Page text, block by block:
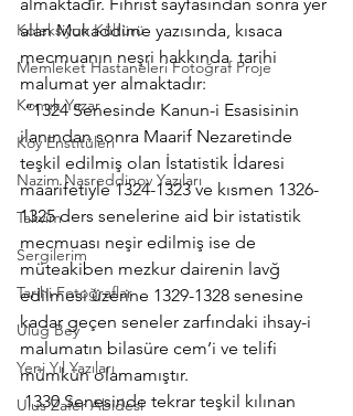
Koleksiyon Kültürü
Memleket Hastaneleri Fotoğraf Proje
Konuk Yazar
Köy Enstitüleri
Nazim Nasreddinov Yazıları
Takvim
Sergilerim
Tarihi Fotoğraflar
Uluğ Bey
Yeni Yıl Yazıları
Ulus Zafer Abidesi
alan Mukaddime yazısında, kısaca
mecmuanın neşri hakkında  tarihi
malumat yer almaktadır:
“1324 Senesinde Kanun-i Esasisinin
ilanından sonra Maarif Nezaretinde
teşkil edilmiş olan İstatistik İdaresi
maarifetiyle 1324-1323 ve kısmen 1326-
1325 ders senelerine aid bir istatistik
mecmuası neşir edilmiş ise de
müteakiben mezkur dairenin lavğ
edilmesi üzerine 1329-1328 senesine
kadar geçen seneler zarfındaki ihsay-i
malumatın bilasüre cem’i ve telifi
mümkün olamamıştır.
1330 Senesinde tekrar teşkil kılınan